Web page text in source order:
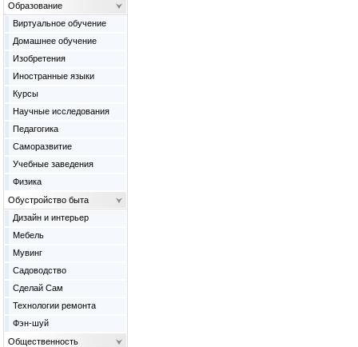
Образование
Виртуальное обучение
Домашнее обучение
Изобретения
Иностранные языки
Курсы
Научные исследования
Педагогика
Саморазвитие
Учебные заведения
Физика
Обустройство быта
Дизайн и интерьер
Мебель
Мувинг
Садоводство
Сделай Сам
Технологии ремонта
Фэн-шуй
Общественность